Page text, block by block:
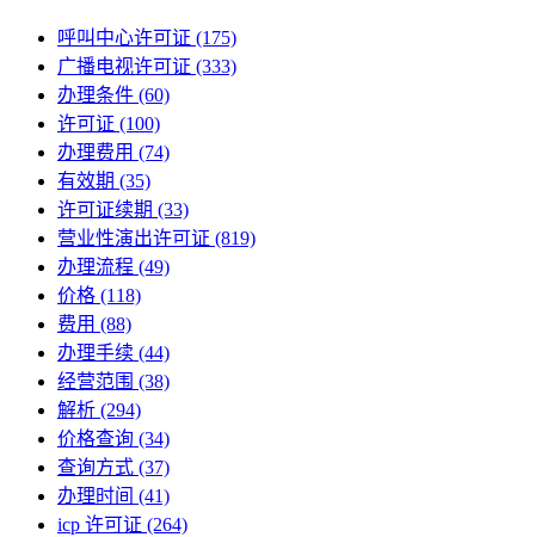
呼叫中心许可证 (175)
广播电视许可证 (333)
办理条件 (60)
许可证 (100)
办理费用 (74)
有效期 (35)
许可证续期 (33)
营业性演出许可证 (819)
办理流程 (49)
价格 (118)
费用 (88)
办理手续 (44)
经营范围 (38)
解析 (294)
价格查询 (34)
查询方式 (37)
办理时间 (41)
icp 许可证 (264)